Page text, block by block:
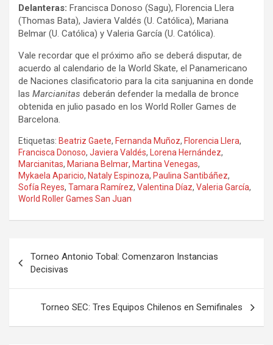
Delanteras: Francisca Donoso (Sagu), Florencia Llera
(Thomas Bata), Javiera Valdés (U. Católica), Mariana
Belmar (U. Católica) y Valeria García (U. Católica).
Vale recordar que el próximo año se deberá disputar, de
acuerdo al calendario de la World Skate, el Panamericano
de Naciones clasificatorio para la cita sanjuanina en donde
las Marcianitas deberán defender la medalla de bronce
obtenida en julio pasado en los World Roller Games de
Barcelona.
Etiquetas: Beatriz Gaete, Fernanda Muñoz, Florencia Llera,
Francisca Donoso, Javiera Valdés, Lorena Hernández,
Marcianitas, Mariana Belmar, Martina Venegas,
Mykaela Aparicio, Nataly Espinoza, Paulina Santibáñez,
Sofía Reyes, Tamara Ramírez, Valentina Díaz, Valeria García,
World Roller Games San Juan
de
entradas
Torneo Antonio Tobal: Comenzaron Instancias
Decisivas
Torneo SEC: Tres Equipos Chilenos en Semifinales